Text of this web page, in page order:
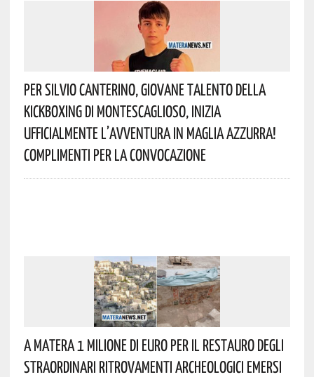
Per Silvio Canterino, Giovane Talento Della
Kickboxing Di Montescaglioso, Inizia
Ufficialmente L’avventura In Maglia Azzurra!
Complimenti Per La Convocazione
A Matera 1 Milione Di Euro Per Il Restauro Degli
Straordinari Ritrovamenti Archeologici Emersi